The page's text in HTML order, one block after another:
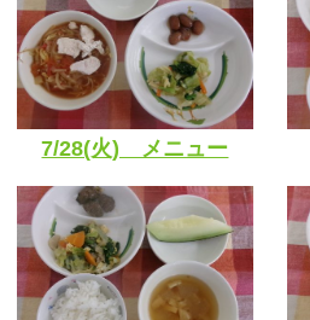
7/28(火) メニュー